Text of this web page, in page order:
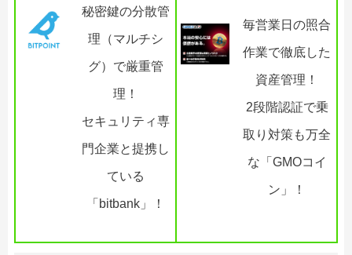
秘密鍵の分散管
理（マルチシ
グ）で厳重管
理！
セキュリティ専
門企業と提携し
ている
「bitbank」！
毎営業日の照合
作業で徹底した
資産管理！
2段階認証で乗
取り対策も万全
な「GMOコイ
ン」！